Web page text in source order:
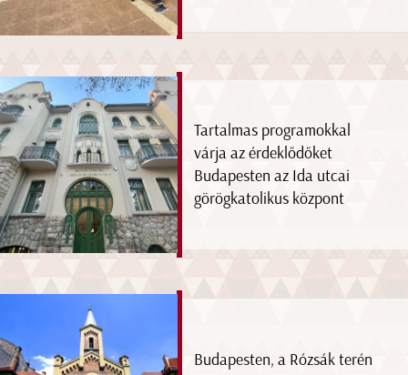
Tartalmas programokkal
várja az érdeklődőket
Budapesten az Ida utcai
görögkatolikus központ
Budapesten, a Rózsák terén